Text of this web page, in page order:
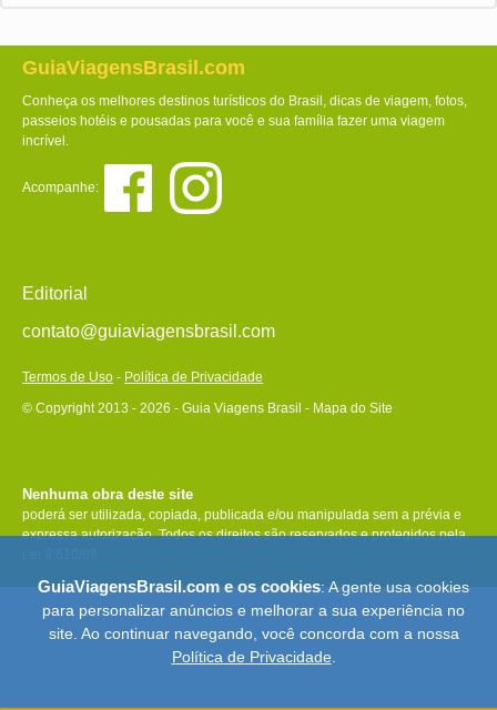
GuiaViagensBrasil.com
Conheça os melhores destinos turísticos do Brasil, dicas de viagem, fotos,
passeios hotéis e pousadas para você e sua família fazer uma viagem
incrível.
Acompanhe:
Editorial
contato@guiaviagensbrasil.com
Termos de Uso - Política de Privacidade
© Copyright 2013 - 2026 - Guia Viagens Brasil - Mapa do Site
Nenhuma obra deste site
poderá ser utilizada, copiada, publicada e/ou manipulada sem a prévia e
expressa autorização. Todos os direitos são reservados e protegidos pela
Lei 9.610/98.
GuiaViagensBrasil.com e os cookies: A gente usa cookies
para personalizar anúncios e melhorar a sua experiência no
site. Ao continuar navegando, você concorda com a nossa
Política de Privacidade